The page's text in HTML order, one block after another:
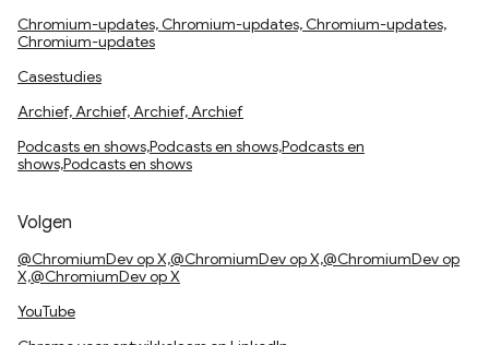
Chromium-updates, Chromium-updates, Chromium-updates,
Chromium-updates
Casestudies
Archief, Archief, Archief, Archief
Podcasts en shows,Podcasts en shows,Podcasts en
shows,Podcasts en shows
Volgen
@ChromiumDev op X,@ChromiumDev op X,@ChromiumDev op
X,@ChromiumDev op X
YouTube